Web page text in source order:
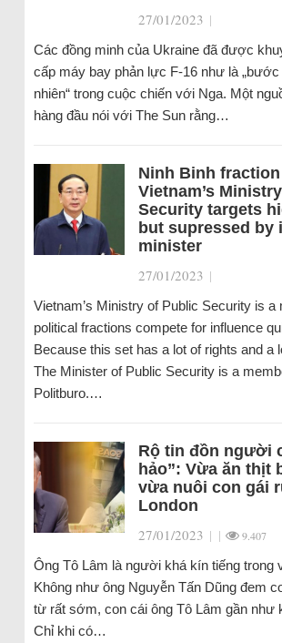
27/01/2023 |
Các đồng minh của Ukraine đã được
cấp máy bay phản lực F-16 như là
nhiên“ trong cuộc chiến với Nga. Một
hàng đầu nói với The Sun rằng…
Ninh Binh
Vietnam’s
Security targets
but supressed by
minister
27/01/2023 |
Vietnam’s Ministry of Public Security is a
political fractions compete for influence
Because this set has a lot of rights and a
The Minister of Public Security is a
Politburo.…
Rộ tin đồn người
hảo”: Vừa ăn thịt
vừa nuôi con gái
London
27/01/2023 | | 9.407
Ông Tô Lâm là người khá kín tiếng trong
Không như ông Nguyễn Tấn Dũng đem
từ rất sớm, con cái ông Tô Lâm gần như
Chỉ khi có…